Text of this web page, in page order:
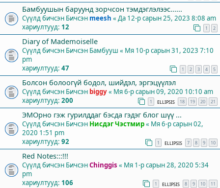
Бамбуушын баруунд зорчсон тэмдэглэлээс......
Сүүлд бичсэн Бичсэн meesh « Да 12-р сарын 25, 2023 8:08 am
хариултууд: 12 1 2
Diary of Mademoiselle
Сүүлд бичсэн Бичсэн Бамбууш « Мя 10-р сарын 31, 2023 7:10
pm
хариултууд: 47 1 2 3 4 5
Болсон болоогүй бодол, шийдэл, эргэцүүлэл
Сүүлд бичсэн Бичсэн biggy« Мя 6-р сарын 09, 2020 10:10 am
хариултууд: 200 1 ELLIPSIS 18 19 20 21
ЭМОрно гэж гурилддаг бэсда гэдэг блог шүү ...
Сүүлд бичсэн Бичсэн Нисдэг Чэстмир« Мя 6-р сарын 02,
2020 1:51 pm
хариултууд: 92 1 ELLIPSIS 7 8 9 10
Red Notes:::!!!
Сүүлд бичсэн БичсэнChinggis « Мя 1-р сарын 28, 2020 5:34
pm
хариултууд: 106 1 ELLIPSIS 8 9 10 11